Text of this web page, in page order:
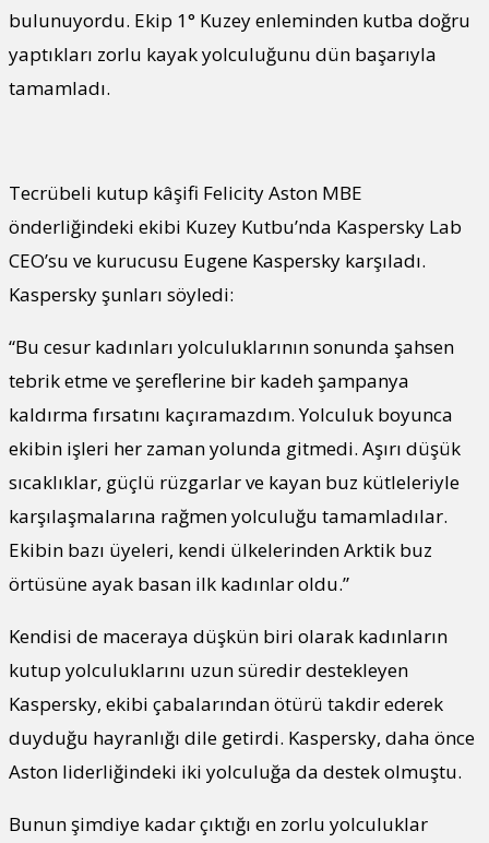
bulunuyordu. Ekip 1° Kuzey enleminden kutba doğru
yaptıkları zorlu kayak yolculuğunu dün başarıyla
tamamladı.
Tecrübeli kutup kâşifi Felicity Aston MBE
önderliğindeki ekibi Kuzey Kutbu’nda Kaspersky Lab
CEO’su ve kurucusu Eugene Kaspersky karşıladı.
Kaspersky şunları söyledi:
“Bu cesur kadınları yolculuklarının sonunda şahsen
tebrik etme ve şereflerine bir kadeh şampanya
kaldırma fırsatını kaçıramazdım. Yolculuk boyunca
ekibin işleri her zaman yolunda gitmedi. Aşırı düşük
sıcaklıklar, güçlü rüzgarlar ve kayan buz kütleleriyle
karşılaşmalarına rağmen yolculuğu tamamladılar.
Ekibin bazı üyeleri, kendi ülkelerinden Arktik buz
örtüsüne ayak basan ilk kadınlar oldu.”
Kendisi de maceraya düşkün biri olarak kadınların
kutup yolculuklarını uzun süredir destekleyen
Kaspersky, ekibi çabalarından ötürü takdir ederek
duyduğu hayranlığı dile getirdi. Kaspersky, daha önce
Aston liderliğindeki iki yolculuğa da destek olmuştu.
Bunun şimdiye kadar çıktığı en zorlu yolculuklar